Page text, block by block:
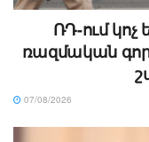
ՌԴ-ում
ռազմական
07/08/2026